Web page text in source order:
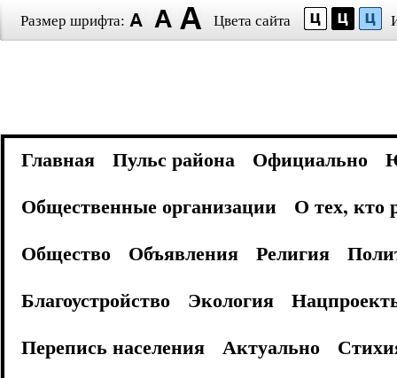
Размер шрифта: Цвета сайта
Главная Пульс района Официально
Общественные организации
О тех, кто
Общество
Объявления Религия
Благоустройство
Экология
Перепись населения
Актуально